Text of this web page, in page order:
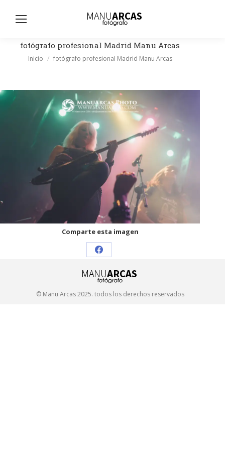
fotógrafo profesional Madrid Manu Arcas
Estás aquí:
Inicio fotógrafo profesional Madrid Manu Arcas
Comparte esta imagen
Share
on
Facebook
© Manu Arcas 2025. todos los derechos reservados